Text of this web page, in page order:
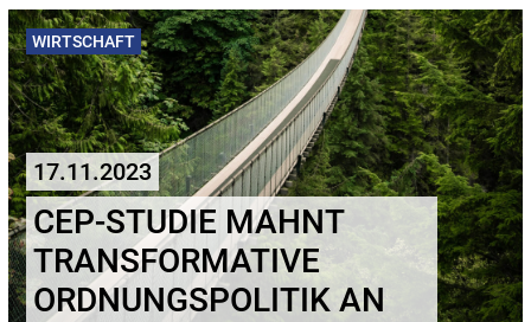
WIRTSCHAFT
17.11.2023
CEP-STUDIE MAHNT
TRANSFORMATIVE
ORDNUNGSPOLITIK AN